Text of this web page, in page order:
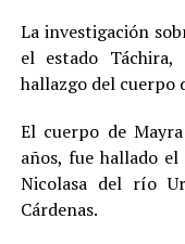
La investigación
el estado
hallazgo del cuerpo
El cuerpo de
años, fue hallado
Nicolasa del río
Cárdenas.